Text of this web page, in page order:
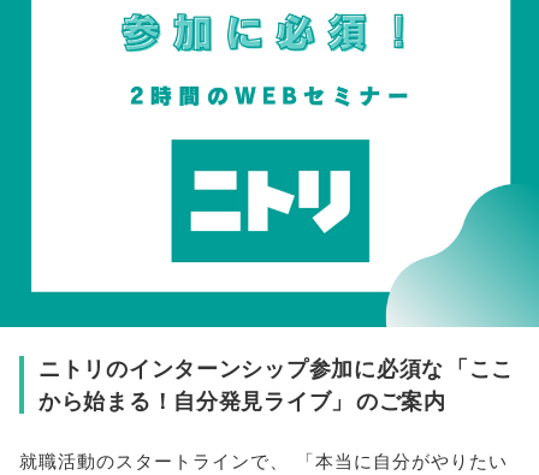
ニトリのインターンシップ参加に必須な 「ここ
から始まる！自分発見ライブ」 のご案内
就職活動のスタートラインで、 「本当に自分がやりたい